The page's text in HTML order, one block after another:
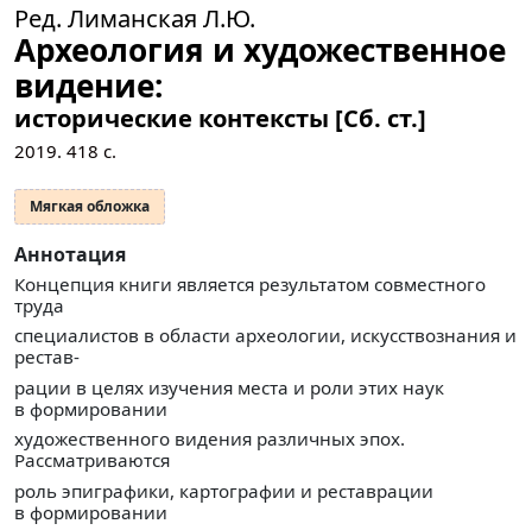
Ред. Лиманская Л.Ю.
Археология и художественное
видение:
исторические контексты [Сб. ст.]
2019. 418 с.
Мягкая обложка
Аннотация
Концепция книги является результатом совместного
труда
специалистов в области археологии, искусствознания и
рестав-
рации в целях изучения места и роли этих наук
в формировании
художественного видения различных эпох.
Рассматриваются
роль эпиграфики, картографии и реставрации
в формировании